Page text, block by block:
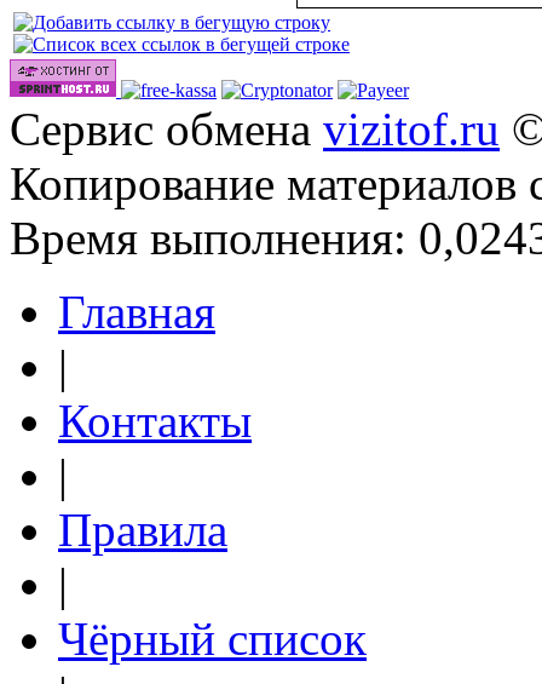
Сервис обмена vizitof.ru
Копирование материалов
Время выполнения:
Главная
|
Контакты
|
Правила
|
Чёрный список